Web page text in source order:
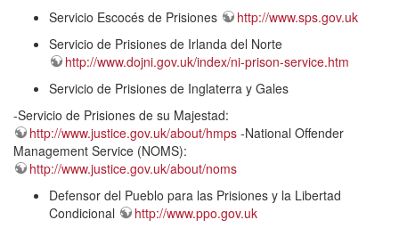
Servicio Escocés de Prisiones
http://www.sps.gov.uk
Servicio de Prisiones de Irlanda del Norte
http://www.dojni.gov.uk/index/ni-prison-service.htm
Servicio de Prisiones de Inglaterra y Gales
-Servicio de Prisiones de su Majestad:
http://www.justice.gov.uk/about/hmps -National Offender
Management Service (NOMS):
http://www.justice.gov.uk/about/noms
Defensor del Pueblo para las Prisiones y la Libertad
Condicional
http://www.ppo.gov.uk